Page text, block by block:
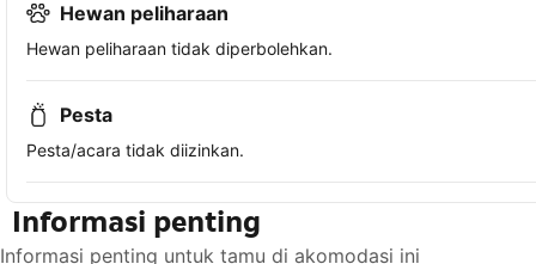
Hewan peliharaan
Hewan peliharaan tidak diperbolehkan.
Pesta
Pesta/acara tidak diizinkan.
Informasi penting
Informasi penting untuk tamu di akomodasi ini